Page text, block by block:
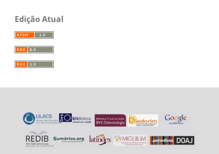
Edição Atual